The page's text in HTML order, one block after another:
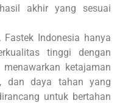
akhir yang sesuai
Indonesia hanya
tinggi dengan
ketajaman
dan daya tahan yang
untuk bertahan